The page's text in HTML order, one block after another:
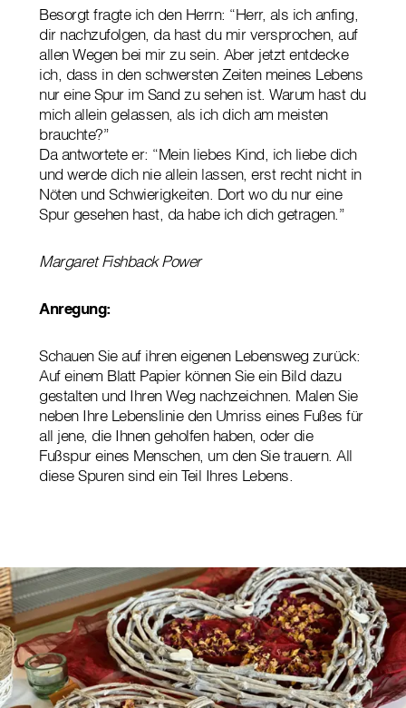
Besorgt fragte ich den Herrn: “Herr, als ich anfing,
dir nachzufolgen, da hast du mir versprochen, auf
allen Wegen bei mir zu sein. Aber jetzt entdecke
ich, dass in den schwersten Zeiten meines Lebens
nur eine Spur im Sand zu sehen ist. Warum hast du
mich allein gelassen, als ich dich am meisten
brauchte?”
Da antwortete er: “Mein liebes Kind, ich liebe dich
und werde dich nie allein lassen, erst recht nicht in
Nöten und Schwierigkeiten. Dort wo du nur eine
Spur gesehen hast, da habe ich dich getragen.”
Margaret Fishback Power
Anregung:
Schauen Sie auf ihren eigenen Lebensweg zurück:
Auf einem Blatt Papier können Sie ein Bild dazu
gestalten und Ihren Weg nachzeichnen. Malen Sie
neben Ihre Lebenslinie den Umriss eines Fußes für
all jene, die Ihnen geholfen haben, oder die
Fußspur eines Menschen, um den Sie trauern. All
diese Spuren sind ein Teil Ihres Lebens.